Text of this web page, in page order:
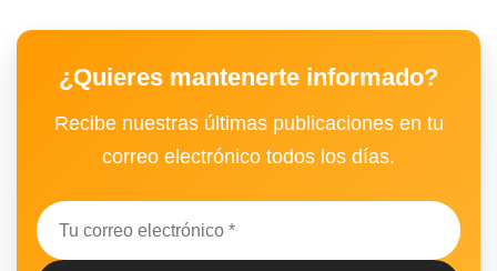
¿Quieres mantenerte informado?
Recibe nuestras últimas publicaciones en tu
correo electrónico todos los días.